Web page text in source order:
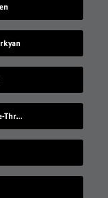
Mark Hamill überrascht Leute am Drive-Thru-Schalter